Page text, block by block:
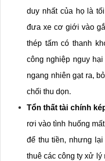
duy nhất của họ là
đưa xe cơ giới vào
thép tấm có thanh
công nghiệp nguy
ngang nhiên gạt ra,
chối thu dọn.
Tổn thất tài chính
rơi vào tình huống
để thu tiền, nhưng
thuê các công ty xử